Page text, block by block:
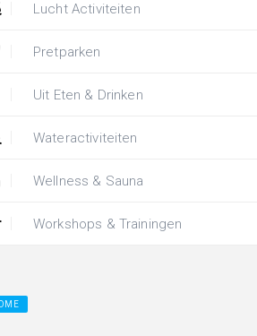
Lucht Activiteiten
Pretparken
Uit Eten & Drinken
Wateractiviteiten
Wellness & Sauna
Workshops & Trainingen